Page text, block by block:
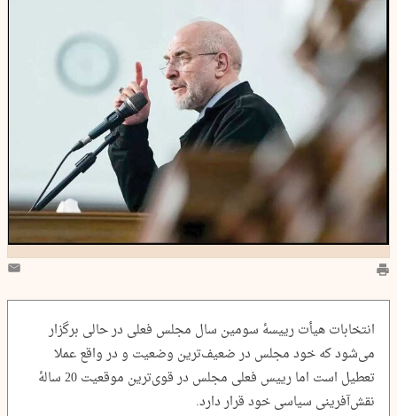
انتخابات هیأت رییسۀ سومین سال مجلس فعلی در حالی برگزار
می‌شود که خود مجلس در ضعیف‌ترین وضعیت و در واقع عملا
تعطیل است اما رییس فعلی مجلس در قوی‌ترین موقعیت 20 سالۀ
نقش‌آفرینی سیاسی خود قرار دارد.